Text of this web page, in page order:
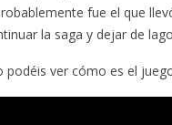
fue el que
la saga y dejar de
podéis ver cómo es el